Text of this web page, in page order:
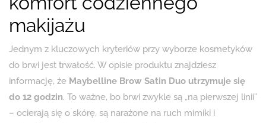
makijażu
Jednym z kluczowych kryteriów przy wyborze kosmetyków
do brwi jest trwałość. W opisie produktu znajdziesz
informację, że Maybelline Brow Satin Duo utrzymuje się
do 12 godzin. To ważne, bo brwi zwykle są „na pierwszej linii”
– ocierają się o skórę, są narażone na ruch mimiki i